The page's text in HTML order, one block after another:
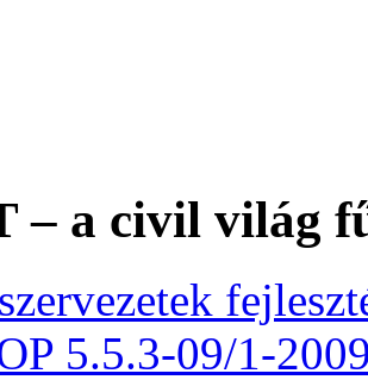
– a civil világ
5.5.3-09/1-